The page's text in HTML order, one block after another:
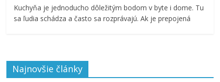
Kuchyňa je jednoducho dôležitým bodom v byte i dome. Tu
sa ľudia schádza a často sa rozprávajú. Ak je prepojená
Najnovšie články